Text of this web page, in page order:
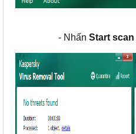
- Nhấn Start scan